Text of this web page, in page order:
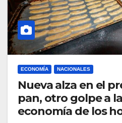
ECONOMÍA NACIONALES
Nueva alza en el
pan, otro golpe a
economía de los